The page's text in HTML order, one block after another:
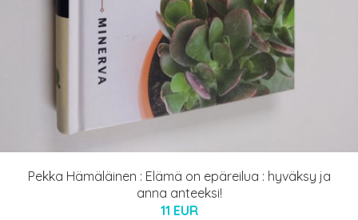
Pekka Hämäläinen : Elämä on epäreilua : hyväksy ja
anna anteeksi!
11 EUR